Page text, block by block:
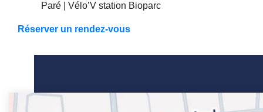
Paré | Vélo’V station Bioparc
Réserver un rendez-vous